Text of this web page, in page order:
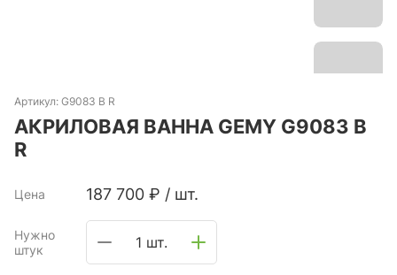
Артикул: G9083 B R
АКРИЛОВАЯ ВАННА GEMY G9083 B
R
Цена 187 700 ₽ / шт.
Нужно
штук
1 шт.